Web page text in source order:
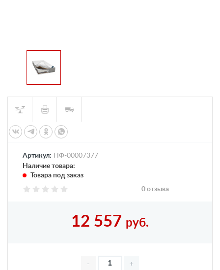
Артикул: НФ-00007377
Наличие товара:
Товара под заказ
0 отзыва
12 557 руб.